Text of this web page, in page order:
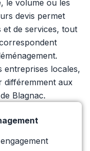
le volume ou les
devis permet
et de services, tout
entreprises locales,
différemment aux
Blagnac.